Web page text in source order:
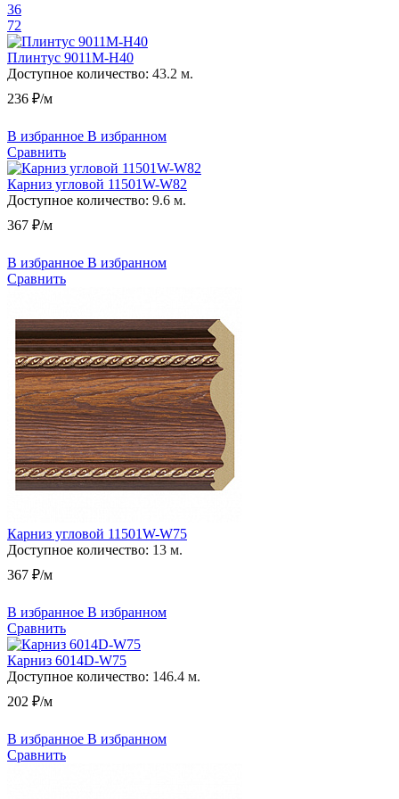
36
72
Плинтус 9011M-H40
Доступное количество: 43.2 м.
236 ₽/м
В избранное В избранном
Сравнить
Карниз угловой 11501W-W82
Доступное количество: 9.6 м.
367 ₽/м
В избранное В избранном
Сравнить
Карниз угловой 11501W-W75
Доступное количество: 13 м.
367 ₽/м
В избранное В избранном
Сравнить
Карниз 6014D-W75
Доступное количество: 146.4 м.
202 ₽/м
В избранное В избранном
Сравнить